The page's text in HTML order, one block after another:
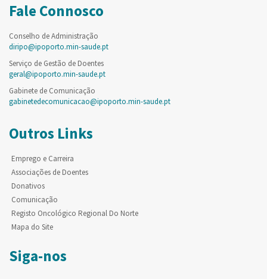
Fale Connosco
Conselho de Administração
diripo@ipoporto.min-saude.pt
Serviço de Gestão de Doentes
geral@ipoporto.min-saude.pt
Gabinete de Comunicação
gabinetedecomunicacao@ipoporto.min-saude.pt
Outros Links
Emprego e Carreira
Associações de Doentes
Donativos
Comunicação
Registo Oncológico Regional Do Norte
Mapa do Site
Siga-nos